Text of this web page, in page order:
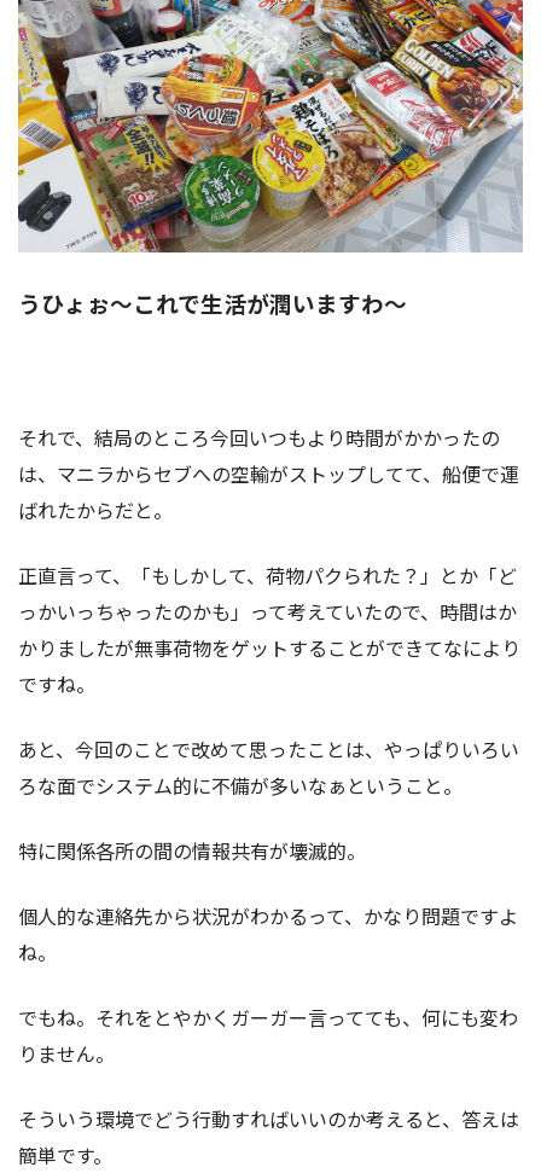
うひょぉ～これで生活が潤いますわ～
それで、結局のところ今回いつもより時間がかかったの
は、マニラからセブへの空輸がストップしてて、船便で運
ばれたからだと。
正直言って、「もしかして、荷物パクられた？」とか「ど
っかいっちゃったのかも」って考えていたので、時間はか
かりましたが無事荷物をゲットすることができてなにより
ですね。
あと、今回のことで改めて思ったことは、やっぱりいろい
ろな面でシステム的に不備が多いなぁということ。
特に関係各所の間の情報共有が壊滅的。
個人的な連絡先から状況がわかるって、かなり問題ですよ
ね。
でもね。それをとやかくガーガー言ってても、何にも変わ
りません。
そういう環境でどう行動すればいいのか考えると、答えは
簡単です。